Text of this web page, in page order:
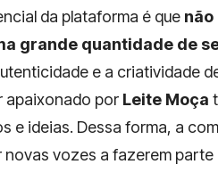
da plataforma é que
grande quantidade de
e a criatividade
apaixonado por Leite Moça
e ideias. Dessa forma, a
novas vozes a fazerem